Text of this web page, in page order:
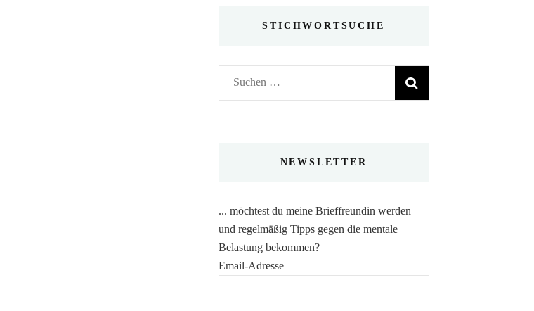
STICHWORTSUCHE
Suchen
nach:
NEWSLETTER
... möchtest du meine Brieffreundin werden
und regelmäßig Tipps gegen die mentale
Belastung bekommen?
Email-Adresse